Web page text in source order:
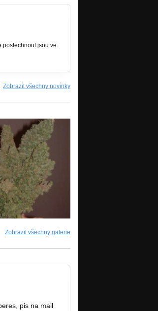
poslechnout jsou ve
Zobrazit všechny novinky
Zobrazit všechny galerie
pis na mail